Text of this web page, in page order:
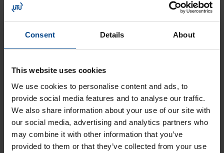
Consent Details About
This website uses cookies
We use cookies to personalise content and ads, to
provide social media features and to analyse our traffic.
We also share information about your use of our site with
our social media, advertising and analytics partners who
may combine it with other information that you’ve
provided to them or that they’ve collected from your use
Suuremmissa taloyhtiössä, joissa on enemmän
käyttäjiä, taustajärjestelmällinen vaihtoehto
muun muassa latausaseman
kuormanhallinnan, käyttäjätunnistuksen ja
laskutuksen. UTU-X-sarjan
taustajärjestelmällisiä tuotteita ovat
lämmitys- ja hidaslatausasema UTUReXsekä
peruslatausasema UTUMaX. UTUMaXiin on
mahdollista saada Type2-pistokkeiden rinnalle